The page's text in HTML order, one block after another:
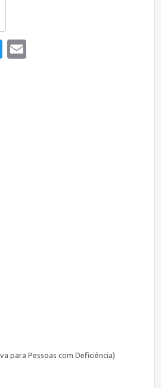
Twitter
para Pessoas com Deficiência)